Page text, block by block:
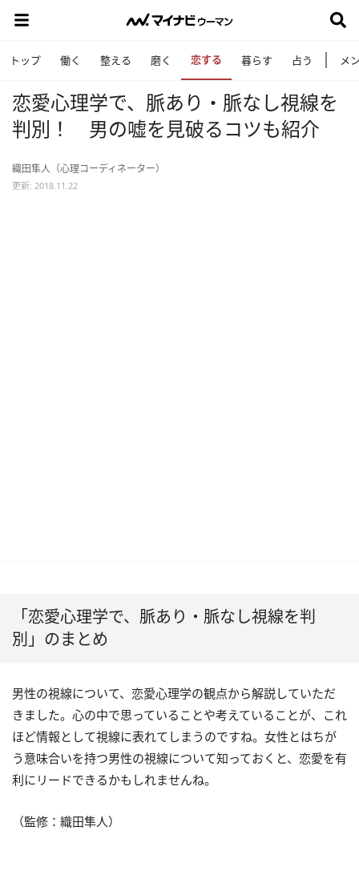
トップ 働く 整える 磨く 恋する 暮らす 占う メ
恋愛心理学で、脈あり・脈なし視線を
判別！ 男の嘘を見破るコツも紹介
織田隼人（心理コーディネーター）
更新: 2018.11.22
「恋愛心理学で、脈あり・脈なし視線を判
別」のまとめ
男性の視線について、恋愛心理学の観点から解説していただ
きました。心の中で思っていることや考えていることが、これ
ほど情報として視線に表れてしまうのですね。女性とはちが
う意味合いを持つ男性の視線について知っておくと、恋愛を有
利にリードできるかもしれませんね。
（監修：織田隼人）